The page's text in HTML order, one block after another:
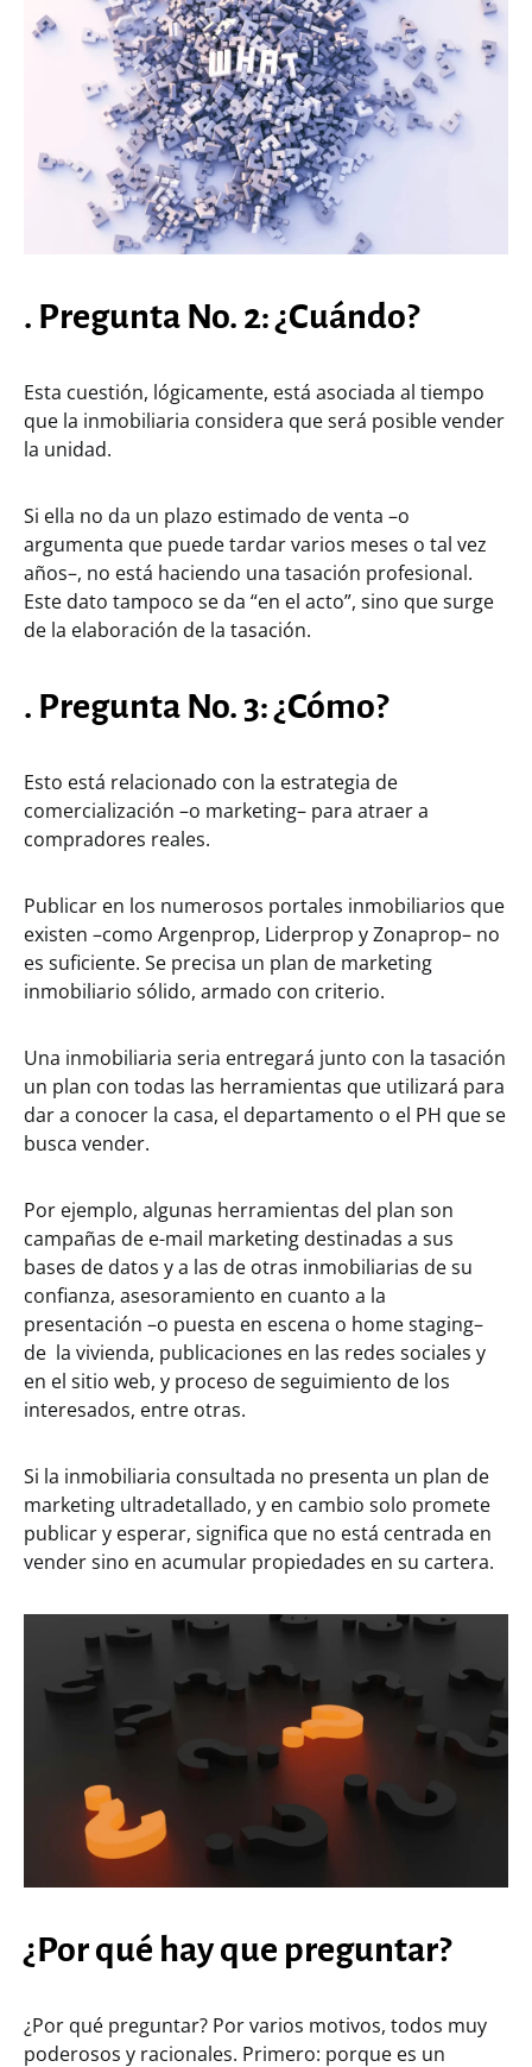
. Pregunta No. 2: ¿Cuándo?
Esta cuestión, lógicamente, está asociada al tiempo
que la inmobiliaria considera que será posible vender
la unidad.
Si ella no da un plazo estimado de venta –o
argumenta que puede tardar varios meses o tal vez
años–, no está haciendo una tasación profesional.
Este dato tampoco se da “en el acto”, sino que surge
de la elaboración de la tasación.
. Pregunta No. 3: ¿Cómo?
Esto está relacionado con la estrategia de
comercialización –o marketing– para atraer a
compradores reales.
Publicar en los numerosos portales inmobiliarios que
existen –como Argenprop, Liderprop y Zonaprop– no
es suficiente. Se precisa un plan de marketing
inmobiliario sólido, armado con criterio.
Una inmobiliaria seria entregará junto con la tasación
un plan con todas las herramientas que utilizará para
dar a conocer la casa, el departamento o el PH que se
busca vender.
Por ejemplo, algunas herramientas del plan son
campañas de e-mail marketing destinadas a sus
bases de datos y a las de otras inmobiliarias de su
confianza, asesoramiento en cuanto a la
presentación –o puesta en escena o home staging–
de la vivienda, publicaciones en las redes sociales y
en el sitio web, y proceso de seguimiento de los
interesados, entre otras.
Si la inmobiliaria consultada no presenta un plan de
marketing ultradetallado, y en cambio solo promete
publicar y esperar, significa que no está centrada en
vender sino en acumular propiedades en su cartera.
¿Por qué hay que preguntar?
¿Por qué preguntar? Por varios motivos, todos muy
poderosos y racionales. Primero: porque es un